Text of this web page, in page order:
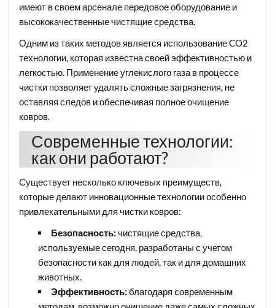
имеют в своем арсенале передовое оборудование и
высококачественные чистящие средства.
Одним из таких методов является использование CO2
технологии, которая известна своей эффективностью и
легкостью. Применение углекислого газа в процессе
чистки позволяет удалять сложные загрязнения, не
оставляя следов и обеспечивая полное очищение
ковров.
Современные технологии:
как они работают?
Существует несколько ключевых преимуществ,
которые делают инновационные технологии особенно
привлекательными для чистки ковров:
Безопасность: чистящие средства,
используемые сегодня, разработаны с учетом
безопасности как для людей, так и для домашних
животных.
Эффективность: благодаря современным